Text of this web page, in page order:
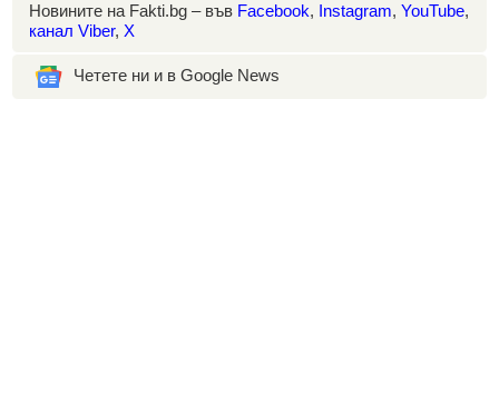
Новините на Fakti.bg – във Facebook, Instagram, YouTube,
канал Viber, X
Четете ни и в Google News